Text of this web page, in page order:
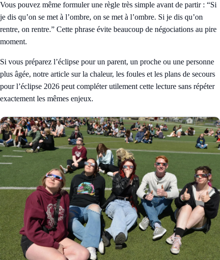
Vous pouvez même formuler une règle très simple avant de partir : “Si
je dis qu’on se met à l’ombre, on se met à l’ombre. Si je dis qu’on
rentre, on rentre.” Cette phrase évite beaucoup de négociations au pire
moment.
Si vous préparez l’éclipse pour un parent, un proche ou une personne
plus âgée, notre article surla chaleur, les foules et les plans de secours
pour l’éclipse 2026 peut compléter utilement cette lecture sans répéter
exactement les mêmes enjeux.